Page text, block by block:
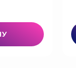
гитару
струны и
частей,